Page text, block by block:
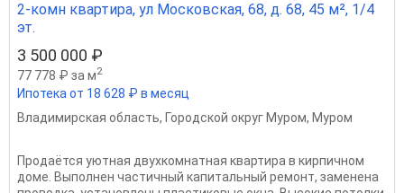
2-комн квартира, ул Московская, 68, д. 68, 45 м², 1/4
эт.
3 500 000 ₽
77 778 ₽ за м2
Ипотека от 18 628 ₽ в месяц
Владимирская область, Городской округ Муром, Муром
Продаётся уютная двухкомнатная квартира в кирпичном
доме. Выполнен частичный капитальный ремонт, заменена